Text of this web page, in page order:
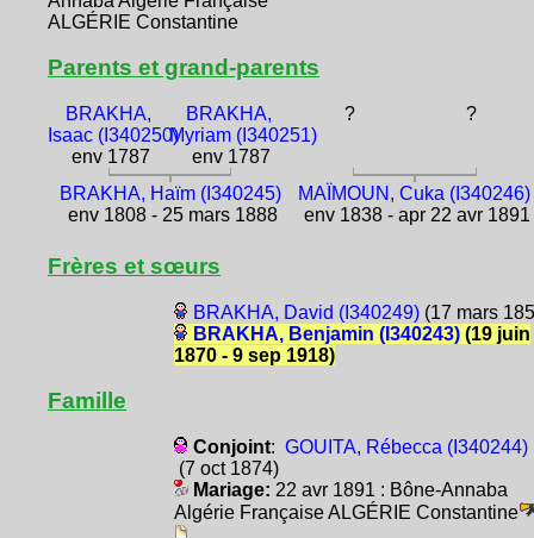
ALGÉRIE Constantine
Parents et grand-parents
BRAKHA,
Isaac (I340250)
env 1787
BRAKHA,
Myriam (I340251)
env 1787
? ?
BRAKHA, Haïm (I340245)
env 1808 - 25 mars 1888
MAÏMOUN, Cuka (I340246)
env 1838 - apr 22 avr 1891
Frères et sœurs
BRAKHA, David (I340249)(17 mars
BRAKHA, Benjamin (I340243)(19 juin
1870 - 9 sep 1918)
Famille
Conjoint: GOUITA, Rébecca (I340244)
(7 oct 1874)
Mariage: 22 avr 1891 : Bône-Annaba
Algérie Française ALGÉRIE Constantine